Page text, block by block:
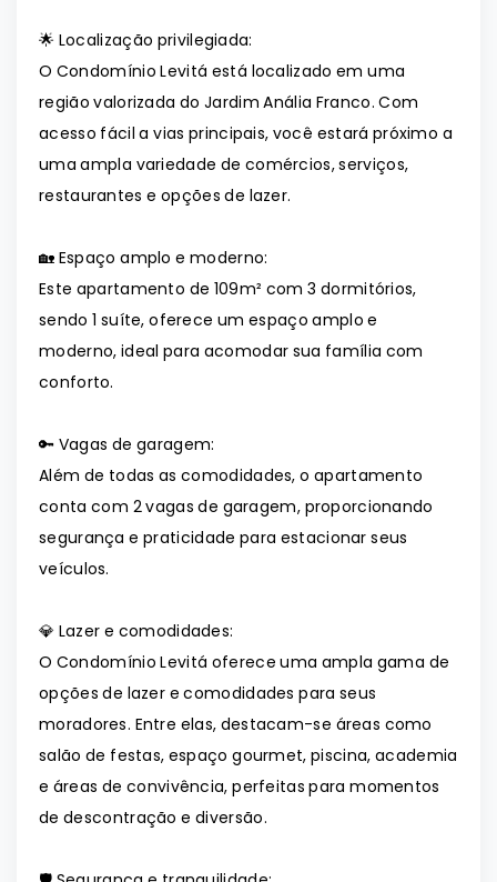
🌟 Localização privilegiada:
O Condomínio Levitá está localizado em uma
região valorizada do Jardim Anália Franco. Com
acesso fácil a vias principais, você estará próximo a
uma ampla variedade de comércios, serviços,
restaurantes e opções de lazer.
🏡 Espaço amplo e moderno:
Este apartamento de 109m² com 3 dormitórios,
sendo 1 suíte, oferece um espaço amplo e
moderno, ideal para acomodar sua família com
conforto.
🔑 Vagas de garagem:
Além de todas as comodidades, o apartamento
conta com 2 vagas de garagem, proporcionando
segurança e praticidade para estacionar seus
veículos.
💎 Lazer e comodidades:
O Condomínio Levitá oferece uma ampla gama de
opções de lazer e comodidades para seus
moradores. Entre elas, destacam-se áreas como
salão de festas, espaço gourmet, piscina, academia
e áreas de convivência, perfeitas para momentos
de descontração e diversão.